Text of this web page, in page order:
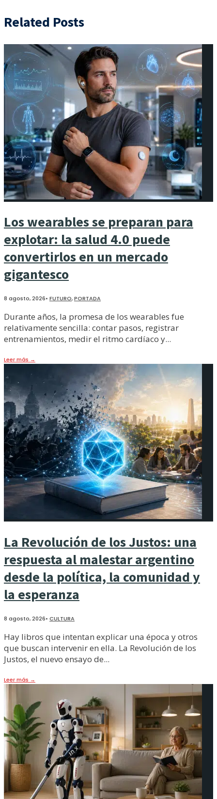
Related Posts
Los wearables se preparan para
explotar: la salud 4.0 puede
convertirlos en un mercado
gigantesco
8 agosto, 2026• FUTURO,PORTADA
Durante años, la promesa de los wearables fue
relativamente sencilla: contar pasos, registrar
entrenamientos, medir el ritmo cardíaco y...
Leer más →
La Revolución de los Justos: una
respuesta al malestar argentino
desde la política, la comunidad y
la esperanza
8 agosto, 2026• CULTURA
Hay libros que intentan explicar una época y otros
que buscan intervenir en ella. La Revolución de los
Justos, el nuevo ensayo de...
Leer más →